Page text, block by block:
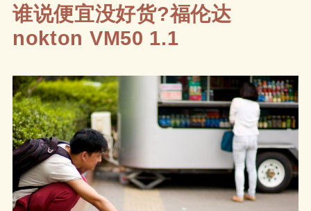
谁说便宜没好货?福伦达
nokton VM50 1.1